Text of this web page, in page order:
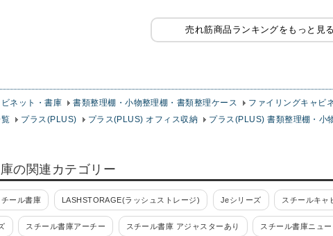
売れ筋商品ランキングをもっと見る
ビネット・書庫 書類整理棚・小物整理棚・書類整理ケース
ファイリングキャビ
プラス(PLUS) プラス(PLUS) オフィス収納 プラス(PLUS) 書類整理棚・小
の関連カテゴリー
ール書庫 LASHSTORAGE(ラッシュストレージ) Jeシリーズ スチールキャ
スチール書庫アーチー スチール書庫 アジャスターあり スチール書庫ニュー